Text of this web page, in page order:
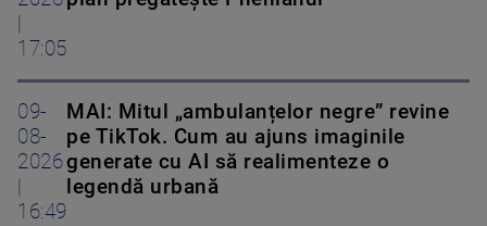
17:05
09-
08-
2026
16:49
MAI: Mitul „ambulanțelor negre” revine
pe TikTok. Cum au ajuns imaginile
generate cu AI să realimenteze o
legendă urbană